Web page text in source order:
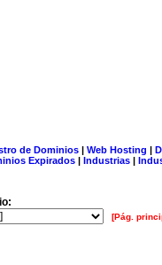
de Dominios| Web Hosting |
Expirados | Industrias |
[Pág.